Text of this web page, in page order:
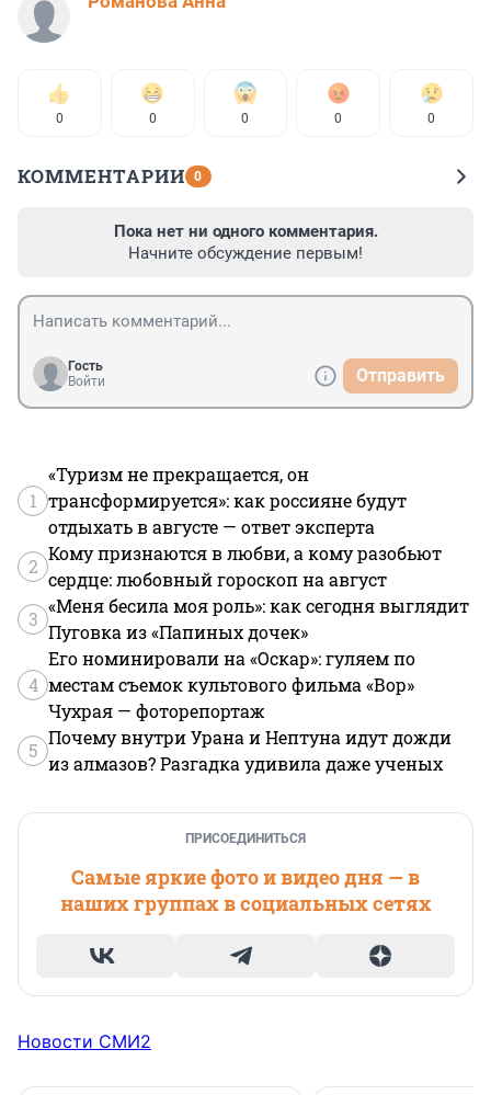
0 0 0 0 0
КОММЕНТАРИИ 0
Пока нет ни одного комментария.
Начните обсуждение первым!
Гость
Войти
Отправить
1
«Туризм не прекращается, он
трансформируется»: как россияне будут
отдыхать в августе — ответ эксперта
2
Кому признаются в любви, а кому разобьют
сердце: любовный гороскоп на август
3
«Меня бесила моя роль»: как сегодня выглядит
Пуговка из «Папиных дочек»
4
Его номинировали на «Оскар»: гуляем по
местам съемок культового фильма «Вор»
Чухрая — фоторепортаж
5
Почему внутри Урана и Нептуна идут дожди
из алмазов? Разгадка удивила даже ученых
ПРИСОЕДИНИТЬСЯ
Самые яркие фото и видео дня — в
наших группах в социальных сетях
Новости СМИ2